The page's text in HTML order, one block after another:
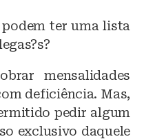
ter uma lista
mensalidades
deficiência. Mas,
pedir algum
exclusivo daquele